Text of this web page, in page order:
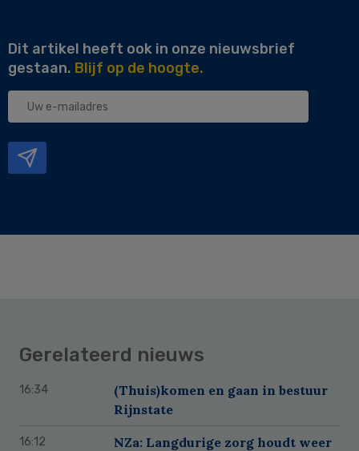
Dit artikel heeft ook in onze nieuwsbrief
gestaan. Blijf op de hoogte.
Uw
Gerelateerd nieuws
16:34
(Thuis)komen en gaan in bestuur
Rijnstate
16:12
NZa: Langdurige zorg houdt weer